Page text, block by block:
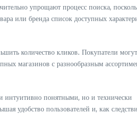
упрощают процесс поиска,
или бренда список доступных
количество кликов. Покупатели
магазинов с разнообразным
интуитивно понятными, но и технически
удобство пользователей и, как